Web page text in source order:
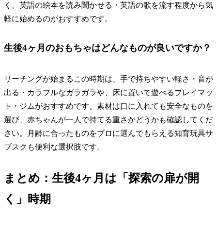
く、英語の絵本を読み聞かせる・英語の歌を流す程度から気
軽に始めるのがおすすめです。
生後4ヶ月のおもちゃはどんなものが良いですか？
リーチングが始まるこの時期は、手で持ちやすい軽さ・音が
出る・カラフルなガラガラや、床に置いて遊べるプレイマッ
ト・ジムがおすすめです。素材は口に入れても安全なものを
選び、赤ちゃんが一人で持てる重さかどうかも確認してくだ
さい。月齢に合ったものをプロに選んでもらえる知育玩具サ
ブスクも便利な選択肢です。
まとめ：生後4ヶ月は「探索の扉が開
く」時期